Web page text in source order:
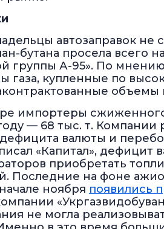
автозаправок
бутана просела всего
группы А-95». По
газа, купленные по
импортеры сжиженного
— 68 тыс. т. Компании
валюты и
«Капитал», дефицит
приобретать
Последние на фоне
ноября появились
не могла